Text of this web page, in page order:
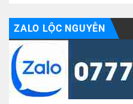
ZALO LỘC NGUYỄN